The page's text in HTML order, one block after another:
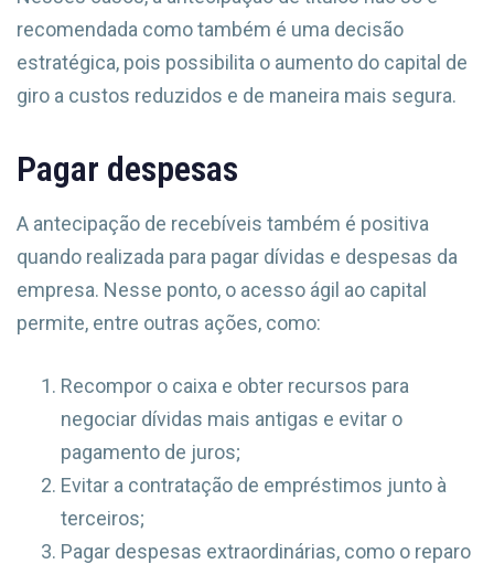
recomendada como também é uma decisão
estratégica, pois possibilita o aumento do capital de
giro a custos reduzidos e de maneira mais segura.
Pagar despesas
A antecipação de recebíveis também é positiva
quando realizada para pagar dívidas e despesas da
empresa. Nesse ponto, o acesso ágil ao capital
permite, entre outras ações, como:
Recompor o caixa e obter recursos para
negociar dívidas mais antigas e evitar o
pagamento de juros;
Evitar a contratação de empréstimos junto à
terceiros;
Pagar despesas extraordinárias, como o reparo